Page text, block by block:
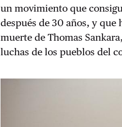
un movimiento que
después de 30 años, y que
muerte de Thomas
luchas de los pueblos del